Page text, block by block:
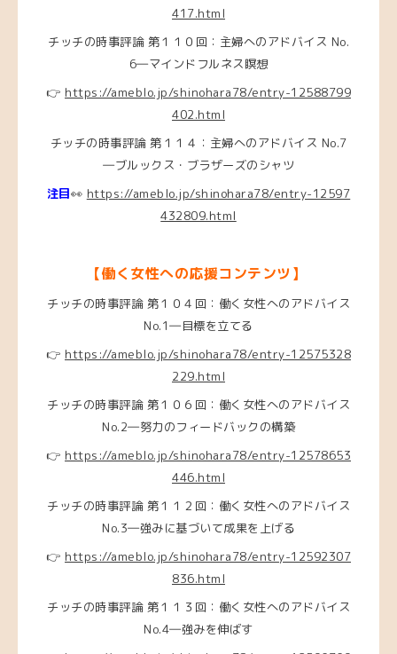
417.html
チッチの時事評論 第１１０回：主婦へのアドバイス No.
6―マインドフルネス瞑想
👉 https://ameblo.jp/shinohara78/entry-12588799
402.html
チッチの時事評論 第１１４：主婦へのアドバイス No.7
―ブルックス・ブラザーズのシャツ
注目👀 https://ameblo.jp/shinohara78/entry-12597
432809.html
【働く女性への応援コンテンツ】
チッチの時事評論 第１０４回：働く女性へのアドバイス
No.1―目標を立てる
👉 https://ameblo.jp/shinohara78/entry-12575328
229.html
チッチの時事評論 第１０６回：働く女性へのアドバイス
No.2―努力のフィードバックの構築
👉 https://ameblo.jp/shinohara78/entry-12578653
446.html
チッチの時事評論 第１１２回：働く女性へのアドバイス
No.3―強みに基づいて成果を上げる
👉 https://ameblo.jp/shinohara78/entry-12592307
836.html
チッチの時事評論 第１１３回：働く女性へのアドバイス
No.4―強みを伸ばす